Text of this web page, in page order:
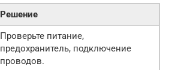
Решение
Проверьте питание,
предохранитель, подключение
проводов.